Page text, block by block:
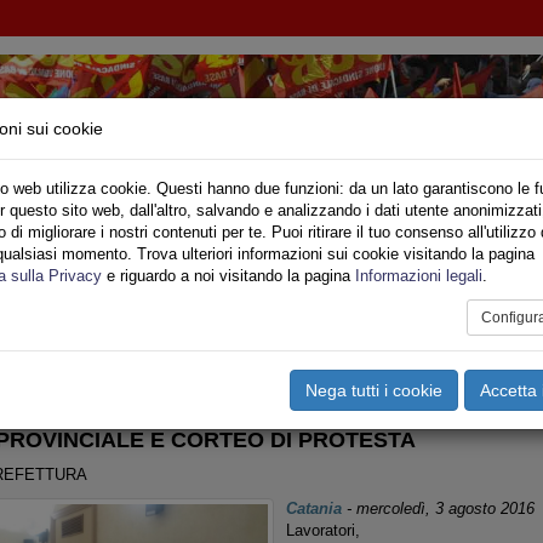
SINDACALE DI BASE SETTORE VIGILI DEL
Privato Territori Sociale Speciali Multimedia
, Scioperi e Manifestazioni
E CORTEO DI PROTESTA
Catania- mercoledì, 3 agosto 2016
Lavoratori,
sui cookie
web utilizza cookie. Questi hanno due funzioni: da un lato garantiscono le
questo sito web, dall'altro, salvando e analizzando i dati utente
di migliorare i nostri contenuti per te. Puoi ritirare il tuo consenso all'utilizzo
momento. Trova ulteriori informazioni sui cookie visitando la pagina
sulla Privacy e riguardo a noi visitando la pagina Informazioni legali.
Nega tutti i cookie Accetta